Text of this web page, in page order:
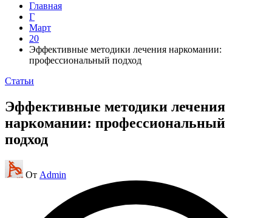
Главная
Г
Март
20
Эффективные методики лечения наркомании:
профессиональный подход
Опубликовано
Статьи
Эффективные методики лечения
наркомании: профессиональный
подход
Запись
от
От Admin